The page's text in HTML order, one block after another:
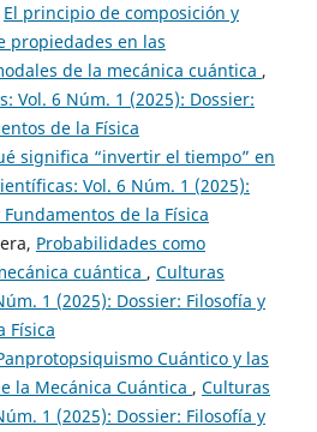
El principio de composición y
propiedades en las
de la mecánica cuántica ,
Vol. 6 Núm. 1 (2025): Dossier:
de la Física
significa “invertir el tiempo” en
Vol. 6 Núm. 1 (2025):
de la Física
Probabilidades como
cuántica , Culturas
1 (2025): Dossier: Filosofía y
Física
Cuántico y las
la Mecánica Cuántica , Culturas
1 (2025): Dossier: Filosofía y